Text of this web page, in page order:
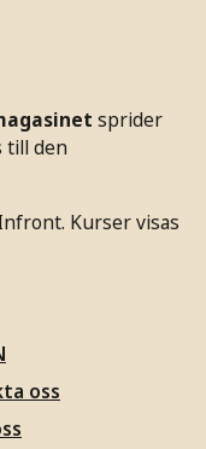
sprider
till den
Kurser visas
oss